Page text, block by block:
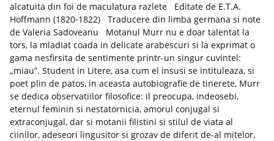
alcatuita din foi de maculatura razlete Editate de E.T.A.
Hoffmann (1820‑1822) Traducere din limba germana si note
de Valeria Sadoveanu Motanul Murr nu e doar talentat la
tors, la mladiat coada in delicate arabescuri si la exprimat o
gama nesfirsita de sentimente printr-un singur cuvintel:
„miau”. Student in Litere, asa cum el insusi se intituleaza, si
poet plin de patos, in aceasta autobiografie de tinerete, Murr
se dedica observatiilor filosofice: il preocupa, indeosebi,
eternul feminin si nestatornicia, amorul conjugal si
extraconjugal, dar si motanii filistini si stilul de viata al
ciinilor, adeseori lingusitor si grozav de diferit de-al mitelor,